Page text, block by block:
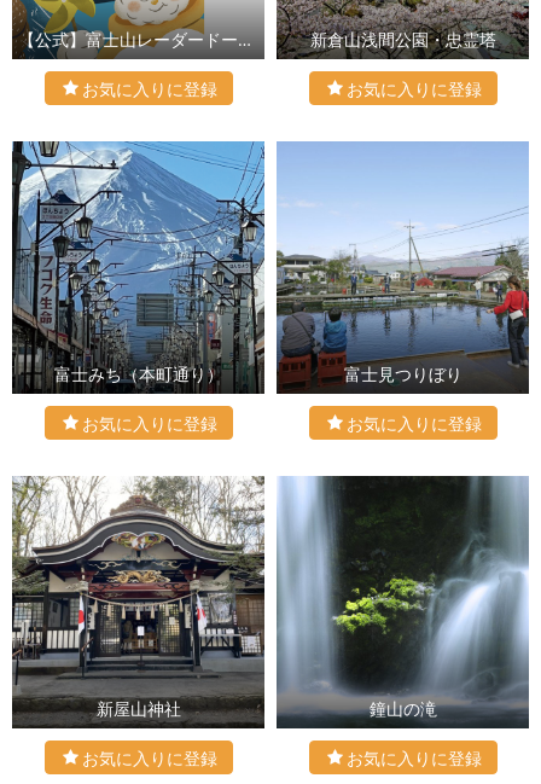
【公式】富士山レーダードーム館 新倉山浅間公園・忠霊塔
富士みち（本町通り） 富士見つりぼり
新屋山神社 鐘山の滝